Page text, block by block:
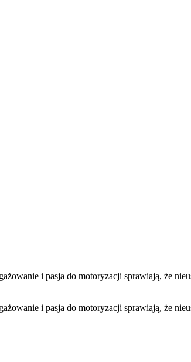
i pasja do motoryzacji sprawiają, że
i pasja do motoryzacji sprawiają, że